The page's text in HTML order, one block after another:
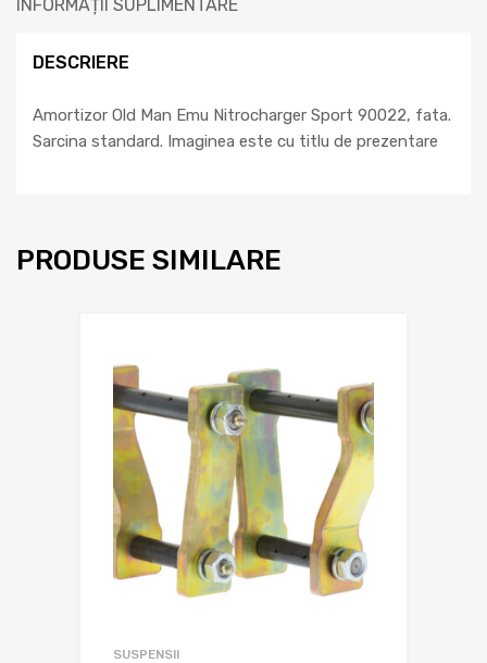
INFORMAȚII SUPLIMENTARE
DESCRIERE
Amortizor Old Man Emu Nitrocharger Sport 90022, fata.
Sarcina standard. Imaginea este cu titlu de prezentare
PRODUSE SIMILARE
SUSPENSII